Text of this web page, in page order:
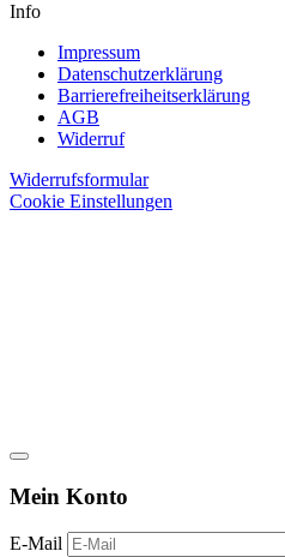
Info
Impressum
Datenschutzerklärung
Barrierefreiheitserklärung
AGB
Widerruf
Widerrufsformular
Cookie Einstellungen
Mein Konto
E-Mail